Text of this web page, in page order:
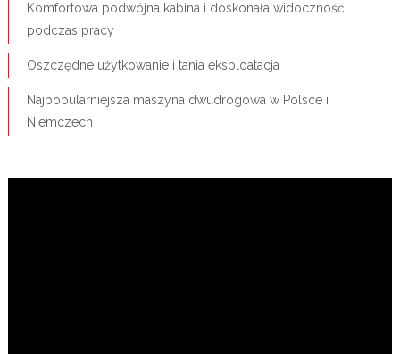
Komfortowa podwójna kabina i doskonała widoczność
podczas pracy
Oszczędne użytkowanie i tania eksploatacja
Najpopularniejsza maszyna dwudrogowa w Polsce i
Niemczech